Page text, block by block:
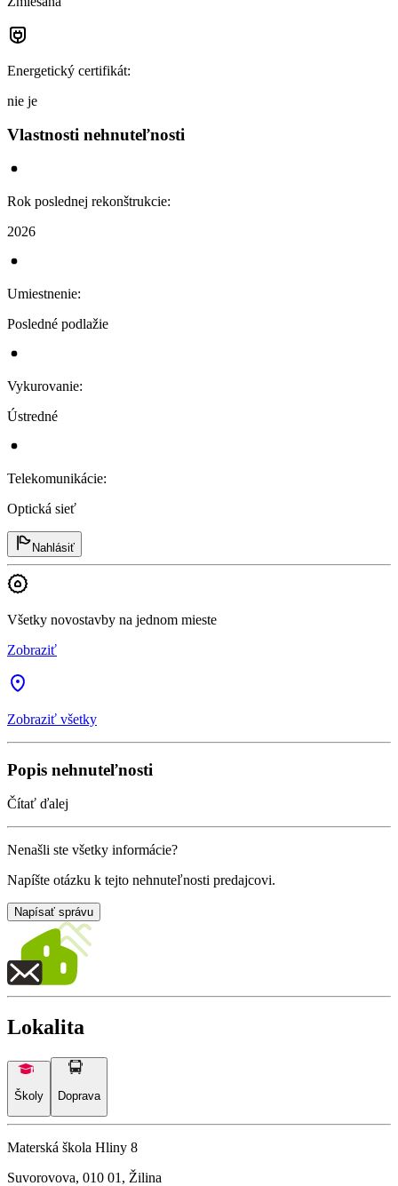
Energetický certifikát:
nie je
Vlastnosti nehnuteľnosti
Rok poslednej rekonštrukcie:
2026
Umiestnenie:
Posledné podlažie
Vykurovanie:
Ústredné
Telekomunikácie:
Optická sieť
Nahlásiť
Všetky novostavby na jednom mieste
Zobraziť
Zobraziť všetky
Popis nehnuteľnosti
Čítať ďalej
Nenašli ste všetky informácie?
Napíšte otázku k tejto nehnuteľnosti predajcovi.
Napísať správu
Lokalita
Školy Doprava
Materská škola Hliny 8
Suvorovova, 010 01, Žilina